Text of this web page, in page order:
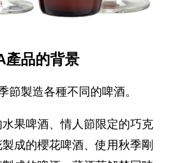
產品的背景
節製造各種不同的啤酒。
果啤酒、情人節限定的巧克
成的櫻花啤酒、使用秋季剛